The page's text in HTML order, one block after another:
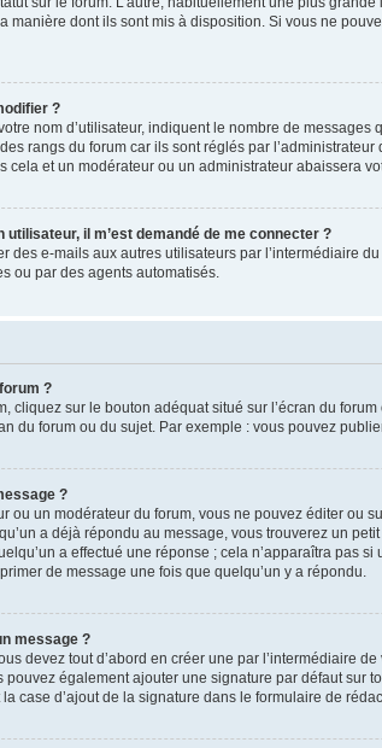
manière dont ils sont mis à disposition. Si vous ne
?
nom d’utilisateur, indiquent le nombre de
rangs du forum car ils sont réglés par
cela et un modérateur ou un administrateur abaissera
utilisateur, il m’est demandé de me connecter ?
des e-mails aux autres utilisateurs par l’intermédiaire
ou par des agents automatisés.
?
cliquez sur le bouton adéquat situé sur l’écran du
du forum ou du sujet. Par exemple : vous pouvez
?
ou un modérateur du forum, vous ne pouvez éditer
a déjà répondu au message, vous trouverez un
a effectué une réponse ; cela n’apparaîtra
de message une fois que quelqu’un y a répondu.
message ?
devez tout d’abord en créer une par l’intermédiaire
pouvez également ajouter une signature par défaut
case d’ajout de la signature dans le formulaire de